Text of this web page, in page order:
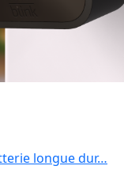
longue dur…